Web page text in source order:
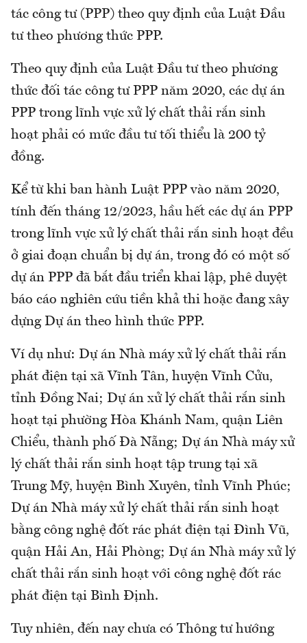
tác công tư (PPP) theo quy định của Luật Đầu
tư theo phương thức PPP.
Theo quy định của Luật Đầu tư theo phương
thức đối tác công tư PPP năm 2020, các dự án
PPP trong lĩnh vực xử lý chất thải rắn sinh
hoạt phải có mức đầu tư tối thiểu là 200 tỷ
đồng.
Kể từ khi ban hành Luật PPP vào năm 2020,
tính đến tháng 12/2023, hầu hết các dự án PPP
trong lĩnh vực xử lý chất thải rắn sinh hoạt đều
ở giai đoạn chuẩn bị dự án, trong đó có một số
dự án PPP đã bắt đầu triển khai lập, phê duyệt
báo cáo nghiên cứu tiền khả thi hoặc đang xây
dựng Dự án theo hình thức PPP.
Ví dụ như: Dự án Nhà máy xử lý chất thải rắn
phát điện tại xã Vĩnh Tân, huyện Vĩnh Cửu,
tỉnh Đồng Nai; Dự án xử lý chất thải rắn sinh
hoạt tại phường Hòa Khánh Nam, quận Liên
Chiểu, thành phố Đà Nẵng; Dự án Nhà máy xử
lý chất thải rắn sinh hoạt tập trung tại xã
Trung Mỹ, huyện Bình Xuyên, tỉnh Vĩnh Phúc;
Dự án Nhà máy xử lý chất thải rắn sinh hoạt
bằng công nghệ đốt rác phát điện tại Đình Vũ,
quận Hải An, Hải Phòng; Dự án Nhà máy xử lý
chất thải rắn sinh hoạt với công nghệ đốt rác
phát điện tại Bình Định.
Tuy nhiên, đến nay chưa có Thông tư hướng